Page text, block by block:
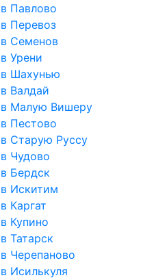
в Павлово
в Перевоз
в Семенов
в Урени
в Шахунью
в Валдай
в Малую Вишеру
в Пестово
в Старую Руссу
в Чудово
в Бердск
в Искитим
в Каргат
в Купино
в Татарск
в Черепаново
в Исилькуля